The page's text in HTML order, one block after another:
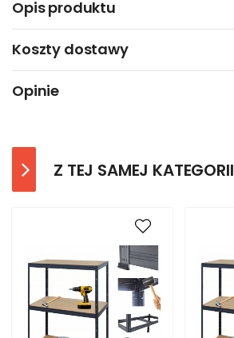
Opis produktu
Koszty dostawy
Opinie
Z TEJ SAMEJ KATEGORII